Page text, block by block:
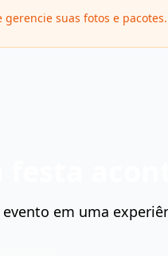
suas fotos e pacotes.
em uma